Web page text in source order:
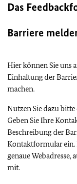
Das
Barriere
Hier können Sie uns
Einhaltung der
machen.
Nutzen Sie dazu bitte
Geben Sie Ihre
Beschreibung der
Kontaktformular ein.
genaue Webadresse,
mit.